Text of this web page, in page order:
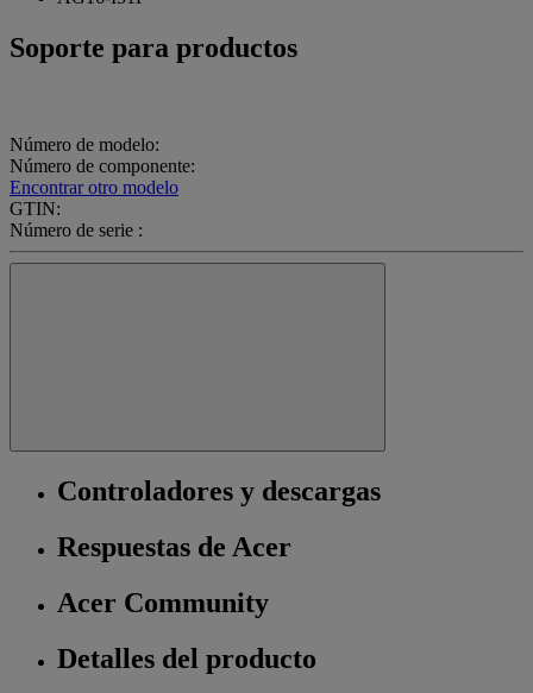
Soporte para productos
Número de modelo:
Número de componente:
Encontrar otro modelo
GTIN:
Número de serie :
Controladores y descargas
Respuestas de Acer
Acer Community
Detalles del producto